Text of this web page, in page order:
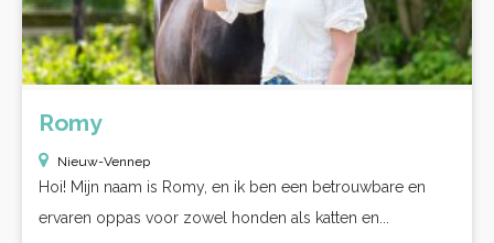
Romy
Nieuw-Vennep
Hoi! Mijn naam is Romy, en ik ben een betrouwbare en
ervaren oppas voor zowel honden als katten en...